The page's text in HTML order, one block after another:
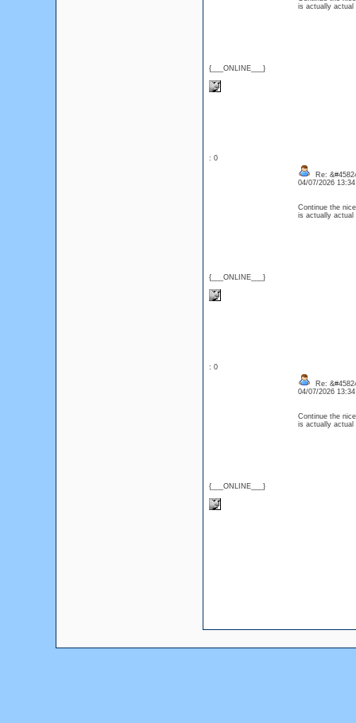
{___ONLINE___}
is actually
: 0
{___ONLINE___}
Re:
04/07/2026
Continue the
is actually
: 0
{___ONLINE___}
Re:
04/07/2026
Continue the
is actually